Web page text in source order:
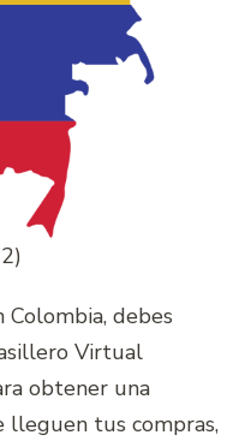
debes
Virtual
obtener una
lleguen tus compras,